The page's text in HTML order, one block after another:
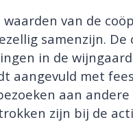
van de
samenzijn.
in de
aangevuld met
aan
zijn bij de